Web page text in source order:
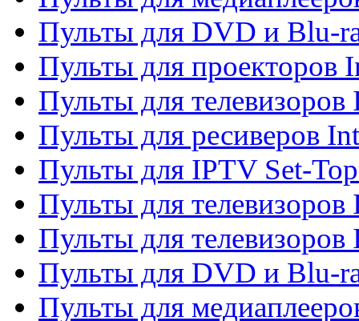
Пульты для DVD и Blu-
Пульты для проекторов
Пульты для
Пульты для ресиверов
Пульты для IPTV Set-
Пульты для телевизоров
Пульты для телевизоров
Пульты для DVD и Blu-
Пульты для